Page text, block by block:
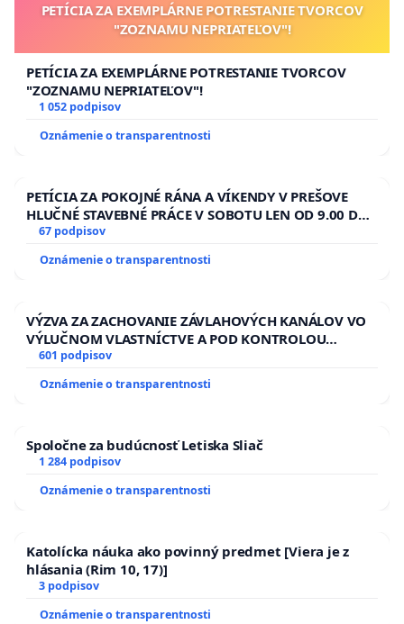
PETÍCIA ZA EXEMPLÁRNE POTRESTANIE TVORCOV
"ZOZNAMU NEPRIATEĽOV"!
PETÍCIA ZA EXEMPLÁRNE POTRESTANIE TVORCOV
"ZOZNAMU NEPRIATEĽOV"!
1 052 podpisov
Oznámenie o transparentnosti
PETÍCIA ZA POKOJNÉ RÁNA A VÍKENDY V PREŠOVE
HLUČNÉ STAVEBNÉ PRÁCE V SOBOTU LEN OD 9.00 DO
13.00 HOD., CEZ PRACOVNÝ TÝŽDEŇ CIEĽ 8.00 – 18.00
HOD. A PRAVIDELNÁ KONTROLA STAVBY C-AREA NA
ĎUMBIERSKEJ/MAGU
67 podpisov
Oznámenie o transparentnosti
VÝZVA ZA ZACHOVANIE ZÁVLAHOVÝCH KANÁLOV VO
VÝLUČNOM VLASTNÍCTVE A POD KONTROLOU
SLOVENSKEJ REPUBLIKY & žiadosť na riešenie
zanedbaného stavu závlahových a odvodňovacích
kanálov na Slovensku
601 podpisov
Oznámenie o transparentnosti
Spoločne za budúcnosť Letiska Sliač
1 284 podpisov
Oznámenie o transparentnosti
Katolícka náuka ako povinný predmet [Viera je z
hlásania (Rim 10, 17)]
3 podpisov
Oznámenie o transparentnosti